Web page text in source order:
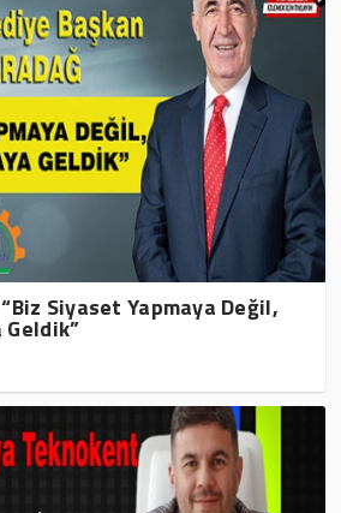
Siyaset Yapmaya Değil,